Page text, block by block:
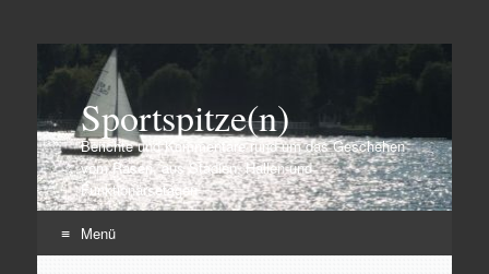
Sportspitze(n)
Berichte und Kommentare rund um das Geschehen
vom Rasen, aus Stadien, Hallen und
Funktionärsetagen
Menü